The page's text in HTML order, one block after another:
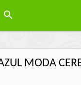
MODA